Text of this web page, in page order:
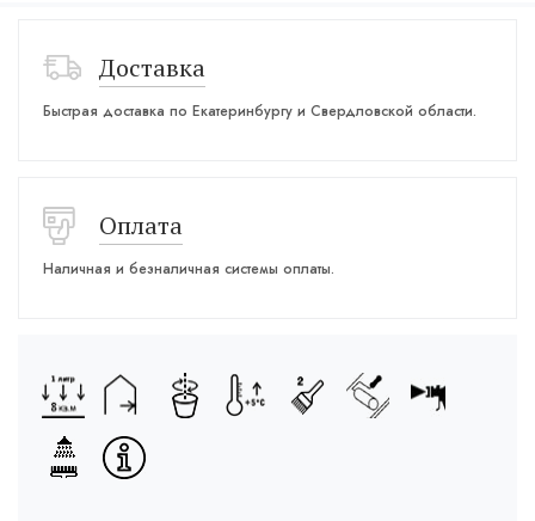
Доставка
Быстрая доставка по Екатеринбургу и Свердловской области.
Оплата
Наличная и безналичная системы оплаты.